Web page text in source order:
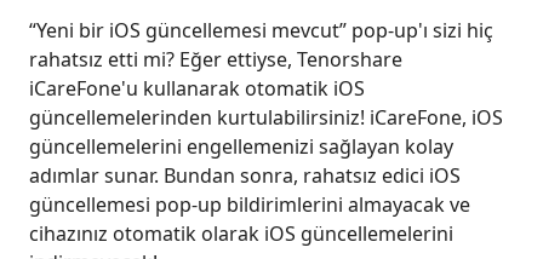
“Yeni bir iOS güncellemesi mevcut” pop-up'ı sizi hiç
rahatsız etti mi? Eğer ettiyse, Tenorshare
iCareFone'u kullanarak otomatik iOS
güncellemelerinden kurtulabilirsiniz! iCareFone, iOS
güncellemelerini engellemenizi sağlayan kolay
adımlar sunar. Bundan sonra, rahatsız edici iOS
güncellemesi pop-up bildirimlerini almayacak ve
cihazınız otomatik olarak iOS güncellemelerini